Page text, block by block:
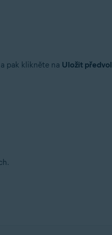
pak klikněte na Uložit